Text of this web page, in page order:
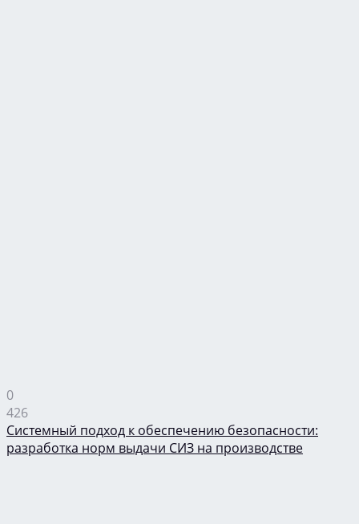
0
426
Системный подход к обеспечению безопасности:
разработка норм выдачи СИЗ на производстве